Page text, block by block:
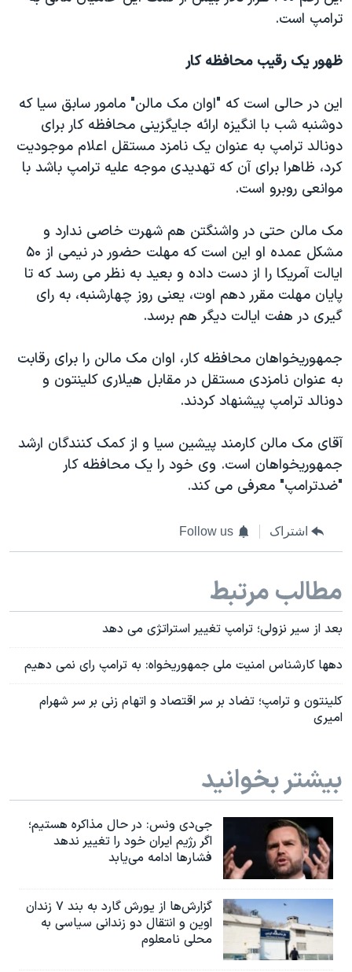
ترامپ است.
ظهور یک رقیب محافظه کار
این در حالی است که "اوان مک مالن" مامور سابق سیا که
دوشنبه شب با انگیزه ارائه جایگزینی محافظه کار برای
دونالد ترامپ به عنوان یک نامزد مستقل اعلام موجودیت
کرد، ظاهرا برای آن که تهدیدی موجه علیه ترامپ باشد با
موانعی روبرو است.
مک مالن حتی در واشنگتن هم شهرت خاصی ندارد و
مشکل عمده او این است که مهلت حضور در نیمی از ۵۰
ایالت آمریکا را از دست داده و بعید به نظر می رسد که تا
پایان مهلت مقرر دهم اوت، یعنی روز چهارشنبه، به رای
گیری در هفت ایالت دیگر هم برسد.
جمهوریخواهان محافظه کار، اوان مک مالن را برای رقابت
به عنوان نامزدی مستقل در مقابل هیلاری کلینتون و
دونالد ترامپ پیشنهاد کردند.
آقای مک مالن کارمند پیشین سیا و از کمک کنندگان ارشد
جمهوریخواهان است. وی خود را یک محافظه کار
"ضدترامپ" معرفی می کند.
اشتراک Follow us
مطالب مرتبط
بعد از سیر نزولی؛ ترامپ تغییر استراتژی می دهد
دهها کارشناس امنیت ملی جمهوریخواه: به ترامپ رای نمی دهیم
کلینتون و ترامپ؛ تضاد بر سر اقتصاد و اتهام زنی بر سر شهرام
امیری
بیشتر بخوانید
جی‌دی ونس: در حال مذاکره هستیم؛
اگر رژیم ایران خود را تغییر ندهد
فشارها ادامه می‌یابد
گزارش‌ها از یورش گارد به بند ۷ زندان
اوین و انتقال دو زندانی سیاسی به
محلی نامعلوم